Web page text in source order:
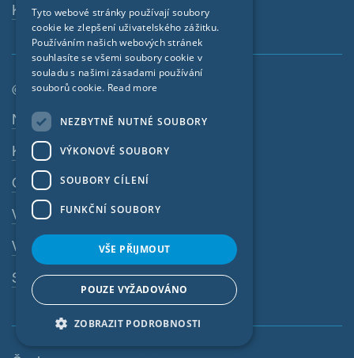
Kontaktní osoba
© SIGA 2026
Navigace zápatí
Nabídky práce
Kontakt
Ochrana osobních údajů
Výtisk
VOP
Systém whistleblowingu
FRENCH
CZECH
NORWEGIAN
Tyto webové stránky používají soubory
cookie ke zlepšení uživatelského zážitku.
Používáním našich webových stránek
souhlasíte se všemi soubory cookie v
souladu s našimi zásadami používání
souborů cookie. Read more
NEZBYTNĚ NUTNÉ SOUBORY
VÝKONOVÉ SOUBORY
SOUBORY CÍLENÍ
FUNKČNÍ SOUBORY
VŠE PŘIJMOUT
POUZE VYŽADOVÁNO
ZOBRAZIT PODROBNOSTI